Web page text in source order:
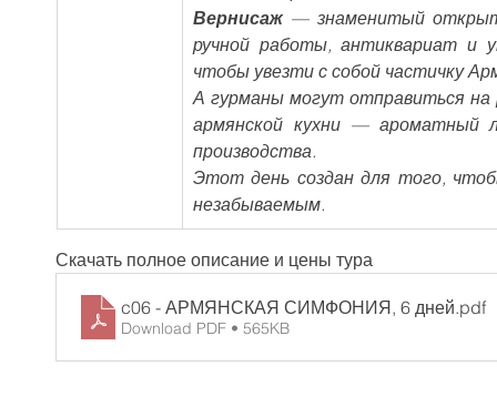
Вернисаж — знаменитый
ручной работы, антиквариат и
чтобы увезти с собой частичку
А гурманы могут отправиться на
армянской кухни — ароматный
производства.
Этот день создан для того,
незабываемым.
Скачать полное описание и цены тура
c06 - АРМЯНСКАЯ СИМФОНИЯ, 6 дней.pdf
Download PDF • 565KB